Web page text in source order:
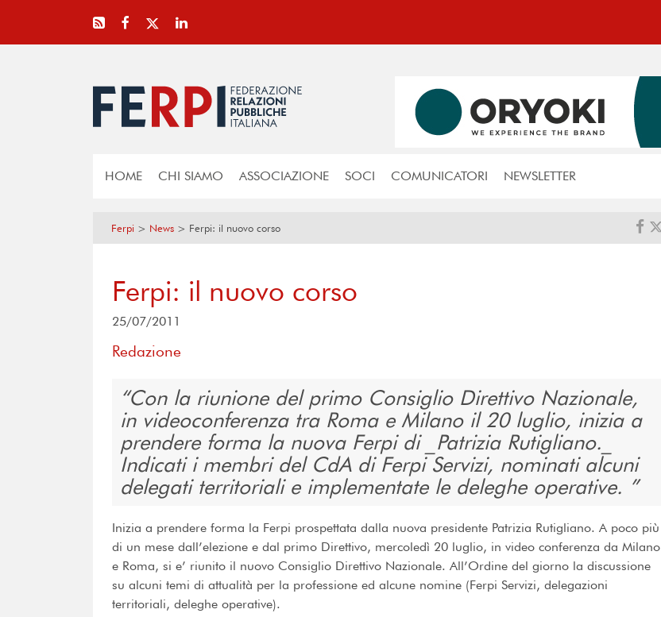
HOME CHI SIAMO ASSOCIAZIONE SOCI COMUNICATORI NEWSLETTER
Ferpi > News > Ferpi: il nuovo corso
Ferpi: il nuovo corso
25/07/2011
Redazione
Con la riunione del primo Consiglio Direttivo Nazionale,
in videoconferenza tra Roma e Milano il 20 luglio, inizia a
prendere forma la nuova Ferpi di _Patrizia Rutigliano._
Indicati i membri del CdA di Ferpi Servizi, nominati alcuni
delegati territoriali e implementate le deleghe operative.
Inizia a prendere forma la Ferpi prospettata dalla nuova presidente Patrizia Rutigliano. A poco più
di un mese dall’elezione e dal primo Direttivo, mercoledì 20 luglio, in video conferenza da Milano
e Roma, si e’ riunito il nuovo Consiglio Direttivo Nazionale. All’Ordine del giorno la discussione
su alcuni temi di attualità per la professione ed alcune nomine (Ferpi Servizi, delegazioni
territoriali, deleghe operative).